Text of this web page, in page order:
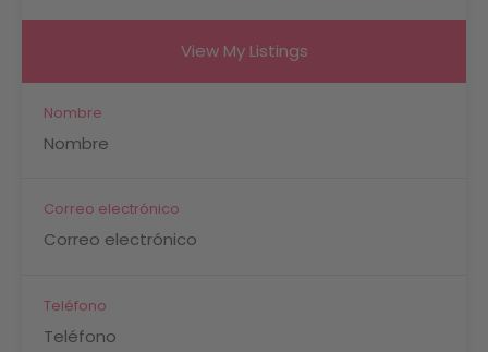
View My Listings
Nombre
Correo electrónico
Teléfono